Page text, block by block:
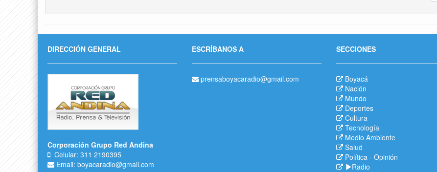
DIRECCIÓN GENERAL
Corporación Grupo Red Andina
Celular: 311 2190395
Email: boyacaradio@gmail.com
ESCRÍBANOS A
prensaboyacaradio@gmail.com
SECCIONES
Boyacá
Nación
Mundo
Deportes
Cultura
Tecnología
Medio Ambiente
Salud
Política - Opinión
Radio